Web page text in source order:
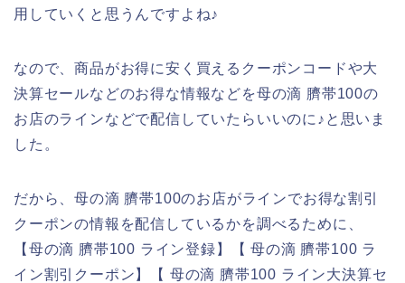
用していくと思うんですよね♪
なので、商品がお得に安く買えるクーポンコードや大
決算セールなどのお得な情報などを母の滴 臍帯100の
お店のラインなどで配信していたらいいのに♪と思いま
した。
だから、母の滴 臍帯100のお店がラインでお得な割引
クーポンの情報を配信しているかを調べるために、
【母の滴 臍帯100 ライン登録】【 母の滴 臍帯100 ラ
イン割引クーポン】【 母の滴 臍帯100 ライン大決算セ